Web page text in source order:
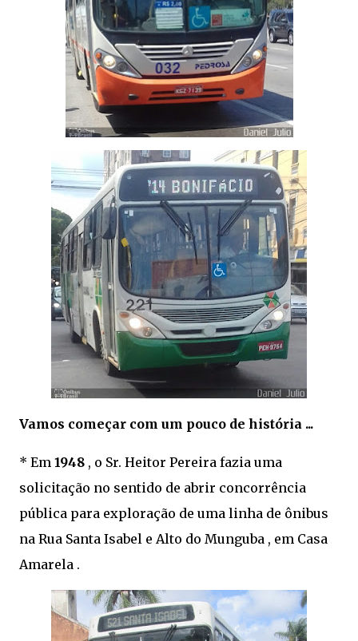
Vamos começar com um pouco de história ...
* Em 1948 , o Sr. Heitor Pereira fazia uma
solicitação no sentido de abrir concorrência
pública para exploração de uma linha de ônibus
na Rua Santa Isabel e Alto do Munguba , em Casa
Amarela .